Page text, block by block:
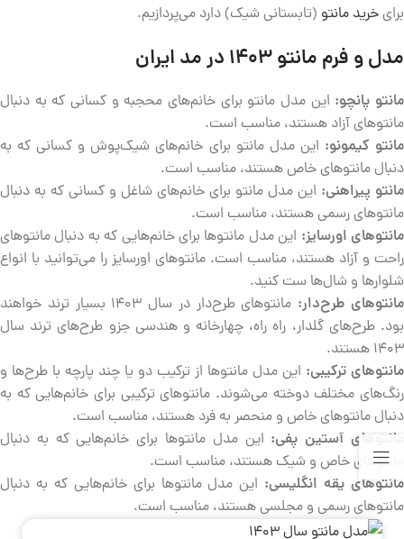
برایخرید مانتو (تابستانی شیک) دارد می‌پردازیم.
مدل و فرم مانتو 1403 در مد ایران
مانتو پانچو: این مدل مانتو برای خانم‌های محجبه و کسانی که به دنبال
مانتوهای آزاد هستند، مناسب است.
مانتو کیمونو: این مدل مانتو برای خانم‌های شیک‌پوش و کسانی که به
دنبال مانتوهای خاص هستند، مناسب است.
مانتو پیراهنی: این مدل مانتو برای خانم‌های شاغل و کسانی که به دنبال
مانتوهای رسمی هستند، مناسب است.
مانتوهای اورسایز: این مدل مانتوها برای خانم‌هایی که به دنبال مانتوهای
راحت و آزاد هستند، مناسب است. مانتوهای اورسایز را می‌توانید با انواع
شلوارها و شال‌ها ست کنید.
مانتوهای طرح‌دار:
مانتوهای طرح‌دار در سال ۱۴۰۳ بسیار ترند خواهند
بود. طرح‌های گلدار، راه راه، چهارخانه و هندسی جزو طرح‌های ترند سال
۱۴۰۳ هستند.
مانتوهای ترکیبی: این مدل مانتوها از ترکیب دو یا چند پارچه با طرح‌ها و
رنگ‌های مختلف دوخته می‌شوند. مانتوهای ترکیبی برای خانم‌هایی که به
دنبال مانتوهای خاص و منحصر به فرد هستند، مناسب است.
مانتوهای آستین پفی: این مدل مانتوها برای خانم‌هایی که به دنبال
مانتوهای خاص و شیک هستند، مناسب است.
مانتوهای یقه انگلیسی: این مدل مانتوها برای خانم‌هایی که به دنبال
مانتوهای رسمی و مجلسی هستند، مناسب است.